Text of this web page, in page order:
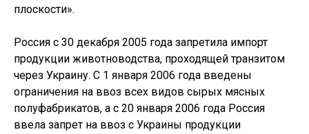
плоскости».
Россия с 30 декабря 2005 года запретила импорт
продукции животноводства, проходящей транзитом
через Украину. С 1 января 2006 года введены
ограничения на ввоз всех видов сырых мясных
полуфабрикатов, а с 20 января 2006 года Россия
ввела запрет на ввоз с Украины продукции